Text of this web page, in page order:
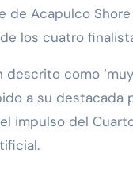
Acapulco Shore
los cuatro
como
a su destacada
impulso del